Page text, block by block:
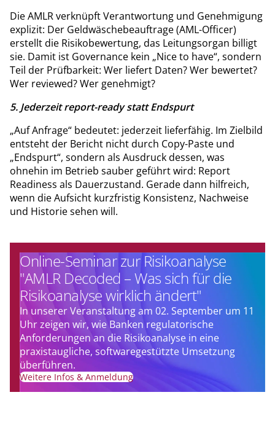
Die AMLR verknüpft Verantwortung und Genehmigung
explizit: Der Geldwäschebeauftrage (AML-Officer)
erstellt die Risikobewertung, das Leitungsorgan billigt
sie. Damit ist Governance kein „Nice to have“, sondern
Teil der Prüfbarkeit: Wer liefert Daten? Wer bewertet?
Wer reviewed? Wer genehmigt?
5. Jederzeit report-ready statt Endspurt
„Auf Anfrage“ bedeutet: jederzeit lieferfähig. Im Zielbild
entsteht der Bericht nicht durch Copy-Paste und
„Endspurt“, sondern als Ausdruck dessen, was
ohnehin im Betrieb sauber geführt wird: Report
Readiness als Dauerzustand. Gerade dann hilfreich,
wenn die Aufsicht kurzfristig Konsistenz, Nachweise
und Historie sehen will.
Online-Seminar zur Risikoanalyse
"AMLR Decoded – Was sich für die
Risikoanalyse wirklich ändert"
In unserer Veranstaltung am 02. September um 11
Uhr zeigen wir, wie Banken regulatorische
Anforderungen an die Risikoanalyse in eine
praxistaugliche, softwaregestützte Umsetzung
überführen.
Weitere Infos & Anmeldung